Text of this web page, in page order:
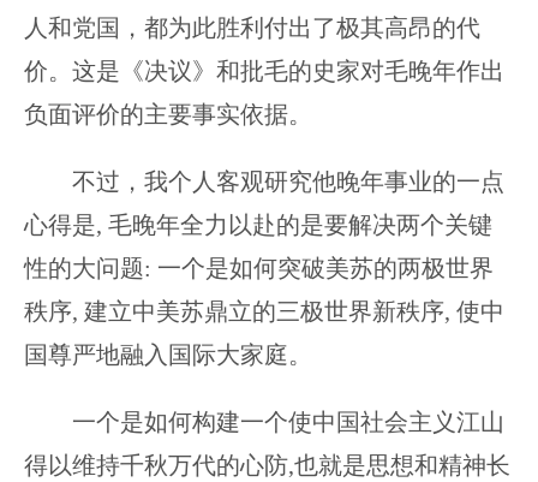
人和党国，都为此胜利付出了极其高昂的代
价。这是《决议》和批毛的史家对毛晚年作出
负面评价的主要事实依据。
不过，我个人客观研究他晚年事业的一点
心得是, 毛晚年全力以赴的是要解决两个关键
性的大问题: 一个是如何突破美苏的两极世界
秩序, 建立中美苏鼎立的三极世界新秩序, 使中
国尊严地融入国际大家庭。
一个是如何构建一个使中国社会主义江山
得以维持千秋万代的心防,也就是思想和精神长